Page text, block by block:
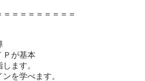
＝＝＝＝＝＝＝＝
が基本
ます。
を学べます。